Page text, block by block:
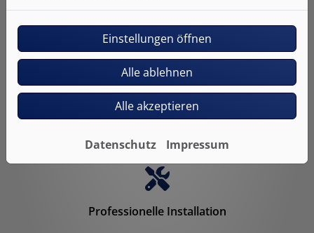
Wir verbauen ausschließlich hochwertige Produkte
führender Marken
Wir garantieren für eine saubere Versiegelung zum
Schutz der Bausubstanz
Erleben Sie den Vorteil einer handwerklich
Professionelle Installation
Einstellungen öffnen
Alle ablehnen
Alle akzeptieren
Datenschutz Impressum